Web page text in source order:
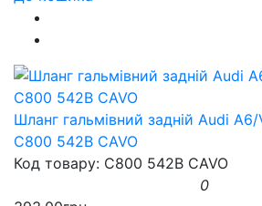
Шланг гальмівний задній Audi
C800 542B CAVO
Код товару: C800 542B CAVO
0